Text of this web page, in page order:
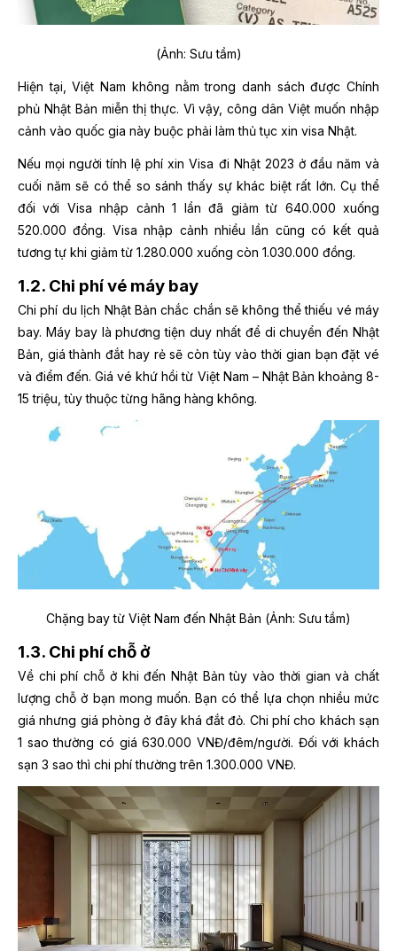
(Ảnh: Sưu tầm)
Hiện tại, Việt Nam không nằm trong danh sách được Chính
phủ Nhật Bản miễn thị thực. Vì vậy, công dân Việt muốn nhập
cảnh vào quốc gia này buộc phải làm thủ tục xin visa Nhật.
Nếu mọi người tính lệ phí xin Visa đi Nhật 2023 ở đầu năm và
cuối năm sẽ có thể so sánh thấy sự khác biệt rất lớn. Cụ thể
đối với Visa nhập cảnh 1 lần đã giảm từ 640.000 xuống
520.000 đồng. Visa nhập cảnh nhiều lần cũng có kết quả
tương tự khi giảm từ 1.280.000 xuống còn 1.030.000 đồng.
1.2. Chi phí vé máy bay
Chi phí du lịch Nhật Bản chắc chắn sẽ không thể thiếu vé máy
bay. Máy bay là phương tiện duy nhất để di chuyển đến Nhật
Bản, giá thành đắt hay rẻ sẽ còn tùy vào thời gian bạn đặt vé
và điểm đến. Giá vé khứ hồi từ Việt Nam – Nhật Bản khoảng 8-
15 triệu, tùy thuộc từng hãng hàng không.
Chặng bay từ Việt Nam đến Nhật Bản (Ảnh: Sưu tầm)
1.3. Chi phí chỗ ở
Về chi phí chỗ ở khi đến Nhật Bản tùy vào thời gian và chất
lượng chỗ ở bạn mong muốn. Bạn có thể lựa chọn nhiều mức
giá nhưng giá phòng ở đây khá đắt đỏ. Chi phí cho khách sạn
1 sao thường có giá 630.000 VNĐ/đêm/người. Đối với khách
sạn 3 sao thì chi phí thường trên 1.300.000 VNĐ.